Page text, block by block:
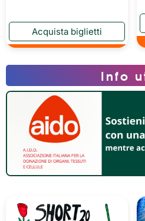
Info